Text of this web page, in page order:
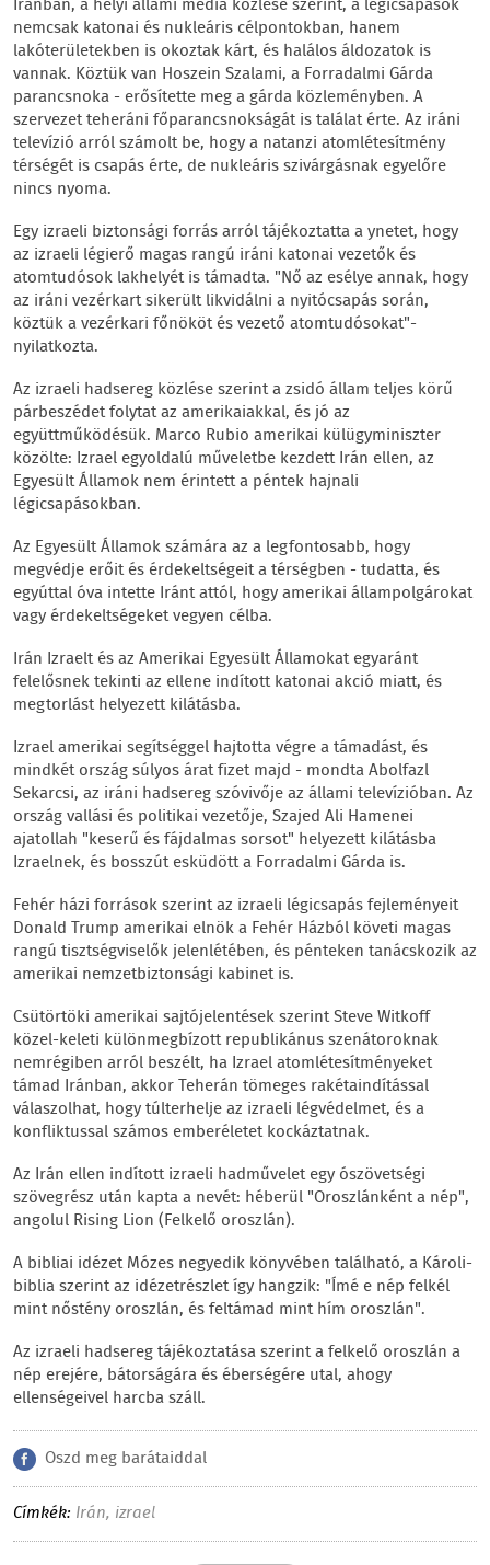
Iránban, a helyi állami média közlése szerint, a légicsapások
nemcsak katonai és nukleáris célpontokban, hanem
lakóterületekben is okoztak kárt, és halálos áldozatok is
vannak. Köztük van Hoszein Szalami, a Forradalmi Gárda
parancsnoka - erősítette meg a gárda közleményben. A
szervezet teheráni főparancsnokságát is találat érte. Az iráni
televízió arról számolt be, hogy a natanzi atomlétesítmény
térségét is csapás érte, de nukleáris szivárgásnak egyelőre
nincs nyoma.
Egy izraeli biztonsági forrás arról tájékoztatta a ynetet, hogy
az izraeli légierő magas rangú iráni katonai vezetők és
atomtudósok lakhelyét is támadta. "Nő az esélye annak, hogy
az iráni vezérkart sikerült likvidálni a nyitócsapás során,
köztük a vezérkari főnököt és vezető atomtudósokat"-
nyilatkozta.
Az izraeli hadsereg közlése szerint a zsidó állam teljes körű
párbeszédet folytat az amerikaiakkal, és jó az
együttműködésük. Marco Rubio amerikai külügyminiszter
közölte: Izrael egyoldalú műveletbe kezdett Irán ellen, az
Egyesült Államok nem érintett a péntek hajnali
légicsapásokban.
Az Egyesült Államok számára az a legfontosabb, hogy
megvédje erőit és érdekeltségeit a térségben - tudatta, és
egyúttal óva intette Iránt attól, hogy amerikai állampolgárokat
vagy érdekeltségeket vegyen célba.
Irán Izraelt és az Amerikai Egyesült Államokat egyaránt
felelősnek tekinti az ellene indított katonai akció miatt, és
megtorlást helyezett kilátásba.
Izrael amerikai segítséggel hajtotta végre a támadást, és
mindkét ország súlyos árat fizet majd - mondta Abolfazl
Sekarcsi, az iráni hadsereg szóvivője az állami televízióban. Az
ország vallási és politikai vezetője, Szajed Ali Hamenei
ajatollah "keserű és fájdalmas sorsot" helyezett kilátásba
Izraelnek, és bosszút esküdött a Forradalmi Gárda is.
Fehér házi források szerint az izraeli légicsapás fejleményeit
Donald Trump amerikai elnök a Fehér Házból követi magas
rangú tisztségviselők jelenlétében, és pénteken tanácskozik az
amerikai nemzetbiztonsági kabinet is.
Csütörtöki amerikai sajtójelentések szerint Steve Witkoff
közel-keleti különmegbízott republikánus szenátoroknak
nemrégiben arról beszélt, ha Izrael atomlétesítményeket
támad Iránban, akkor Teherán tömeges rakétaindítással
válaszolhat, hogy túlterhelje az izraeli légvédelmet, és a
konfliktussal számos emberéletet kockáztatnak.
Az Irán ellen indított izraeli hadművelet egy ószövetségi
szövegrész után kapta a nevét: héberül "Oroszlánként a nép",
angolul Rising Lion (Felkelő oroszlán).
A bibliai idézet Mózes negyedik könyvében található, a Károli-
biblia szerint az idézetrészlet így hangzik: "Ímé e nép felkél
mint nőstény oroszlán, és feltámad mint hím oroszlán".
Az izraeli hadsereg tájékoztatása szerint a felkelő oroszlán a
nép erejére, bátorságára és éberségére utal, ahogy
ellenségeivel harcba száll.
Oszd meg barátaiddal
Címkék: Irán, izrael